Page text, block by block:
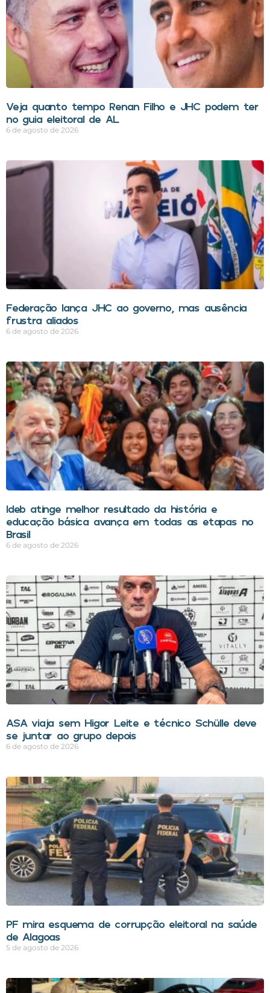
Veja quanto tempo Renan Filho e JHC podem ter
no guia eleitoral de AL
6 de agosto de 2026
Federação lança JHC ao governo, mas ausência
frustra aliados
6 de agosto de 2026
Ideb atinge melhor resultado da história e
educação básica avança em todas as etapas no
Brasil
6 de agosto de 2026
ASA viaja sem Higor Leite e técnico Schülle deve
se juntar ao grupo depois
6 de agosto de 2026
PF mira esquema de corrupção eleitoral na saúde
de Alagoas
5 de agosto de 2026